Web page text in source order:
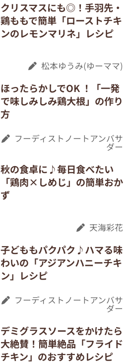
クリスマスにも◎！手羽先・
鶏ももで簡単「ローストチキ
ンのレモンマリネ」レシピ
松本ゆうみ(ゆーママ)
ほったらかしでOK ！「一発
で味しみしみ鶏大根」の作り
方
フーディストノートアンバサ
ダー
秋の食卓に♪毎日食べたい
「鶏肉×しめじ」の簡単おか
ず
天海彩花
子どももパクパク♪ハマる味
わいの「アジアンハニーチキ
ン」レシピ
フーディストノートアンバサ
ダー
デミグラスソースをかけたら
大絶賛！簡単絶品「フライド
チキン」のおすすめレシピ